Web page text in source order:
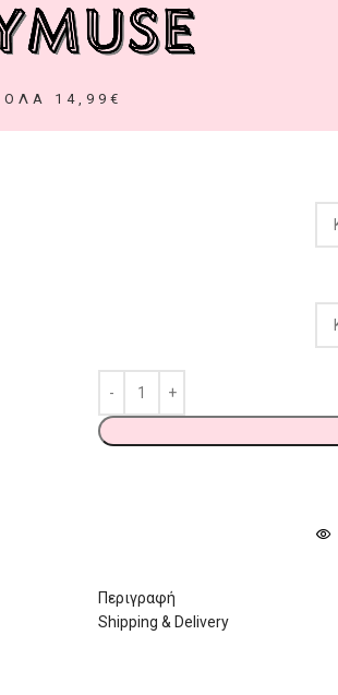
ΟΛΑ 14,99€
Περιγραφή
Shipping & Delivery